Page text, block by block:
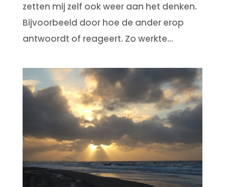
zetten mij zelf ook weer aan het denken.
Bijvoorbeeld door hoe de ander erop
antwoordt of reageert. Zo werkte...